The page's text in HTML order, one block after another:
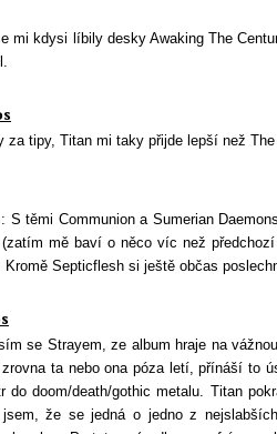
mi kdysi líbily desky Awaking The
za tipy, Titan mi taky přijde lepší než
S těmi Communion a Sumerian
mě baví o něco víc než
Kromě Septicflesh si ještě občas
se Strayem, ze album hraje na
ta nebo ona póza letí, přínáší to
do doom/death/gothic metalu. Titan
že se jedná o jedno z